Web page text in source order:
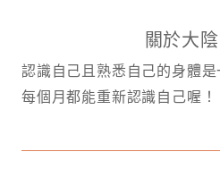
關於大
認識自己且熟悉自己的身體
每個月都能重新認識自己喔！